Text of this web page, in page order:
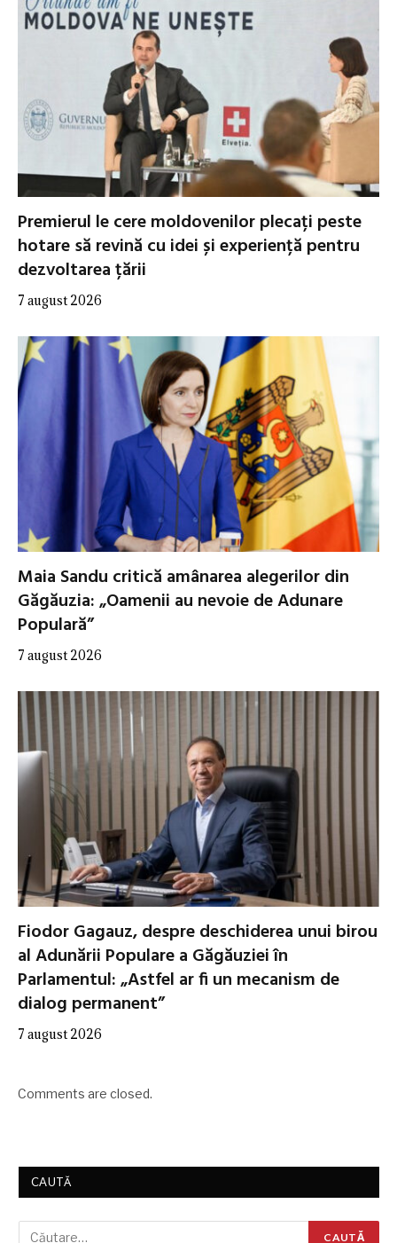
Premierul le cere moldovenilor plecați peste
hotare să revină cu idei și experiență pentru
dezvoltarea țării
7 august 2026
Maia Sandu critică amânarea alegerilor din
Găgăuzia: „Oamenii au nevoie de Adunare
Populară”
7 august 2026
Fiodor Gagauz, despre deschiderea unui birou
al Adunării Populare a Găgăuziei în
Parlamentul: „Astfel ar fi un mecanism de
dialog permanent”
7 august 2026
Comments are closed.
CAUTĂ